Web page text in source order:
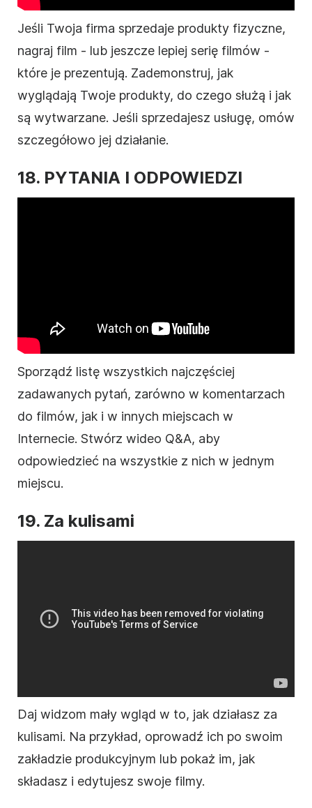
Jeśli Twoja firma sprzedaje produkty fizyczne,
nagraj film - lub jeszcze lepiej serię filmów -
które je prezentują. Zademonstruj, jak
wyglądają Twoje produkty, do czego służą i jak
są wytwarzane. Jeśli sprzedajesz usługę, omów
szczegółowo jej działanie.
18. PYTANIA I ODPOWIEDZI
Sporządź listę wszystkich najczęściej
zadawanych pytań, zarówno w komentarzach
do filmów, jak i w innych miejscach w
Internecie. Stwórz wideo Q&A, aby
odpowiedzieć na wszystkie z nich w jednym
miejscu.
19. Za kulisami
Daj widzom mały wgląd w to, jak działasz za
kulisami. Na przykład, oprowadź ich po swoim
zakładzie produkcyjnym lub pokaż im, jak
składasz i edytujesz swoje filmy.